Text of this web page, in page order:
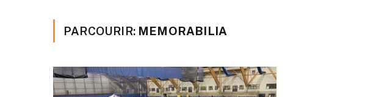
PARCOURIR: MEMORABILIA